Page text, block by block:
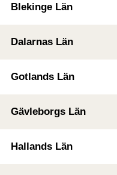
Blekinge Län
Dalarnas Län
Gotlands Län
Gävleborgs Län
Hallands Län